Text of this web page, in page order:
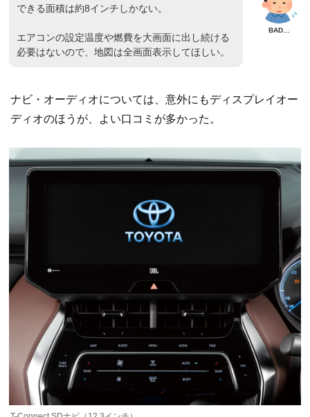
できる面積は約8インチしかない。
エアコンの設定温度や燃費を大画面に出し続ける
必要はないので、地図は全画面表示してほしい。
ナビ・オーディオについては、意外にもディスプレイオー
ディオのほうが、よい口コミが多かった。